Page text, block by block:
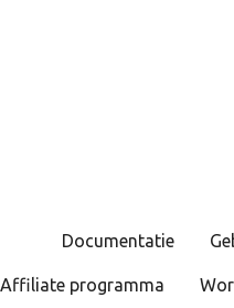
Documentatie
Affiliate programma